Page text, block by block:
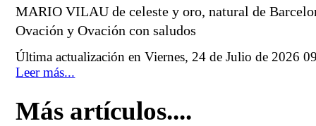
MARIO VILAU de celeste y oro, natural de
Ovación y Ovación con saludos
Última actualización en Viernes, 24 de Julio de 2026
Leer más...
Más artículos....